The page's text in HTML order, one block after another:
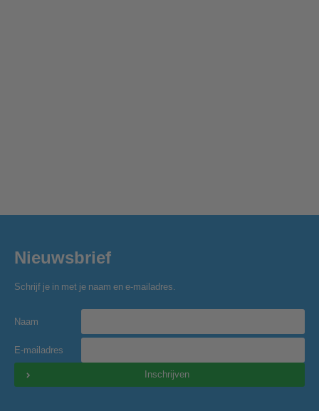
Nieuwsbrief
Schrijf je in met je naam en e-mailadres.
Naam
E-mailadres
Inschrijven